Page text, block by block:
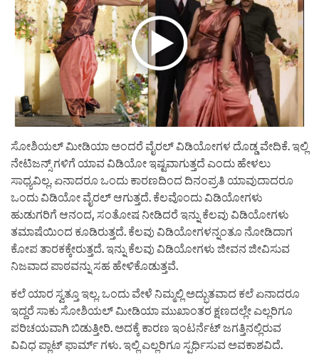
ಸೋಶಿಯಲ್ ಮೀಡಿಯಾ ಅಂದರೆ ವೈರಲ್ ವಿಡಿಯೋಗಳ ದೊಡ್ಡ ವೇದಿಕೆ. ಇಲ್ಲಿ
ನೇಟಿಜನ್ಸ್ ಗಳಿಗೆ ಯಾವ ವಿಡಿಯೋ ಇಷ್ಟವಾಗುತ್ತದೆ ಎಂದು ಹೇಳಲು
ಸಾಧ್ಯವಿಲ್ಲ. ಏನಾದರೂ ಒಂದು ಕಾರಣದಿಂದ ದಿನಂಪ್ರತಿ ಯಾವುದಾದರೂ
ಒಂದು ವಿಡಿಯೋ ವೈರಲ್ ಆಗುತ್ತದೆ. ಕೆಲವೊಂದು ವಿಡಿಯೋಗಳು
ಹುಡುಗರಿಗೆ ಆನಂದ, ಸಂತೋಷ ನೀಡಿದರೆ ಇನ್ನು ಕೆಲವು ವಿಡಿಯೋಗಳು
ತಮಾಷೆಯಿಂದ ಕೂಡಿರುತ್ತದೆ. ಕೆಲವು ವಿಡಿಯೋಗಳನ್ನಂತೂ ನೋಡಿದಾಗ
ಕೋಪ ತಾರಕಕ್ಕೇರುತ್ತದೆ. ಇನ್ನು ಕೆಲವು ವಿಡಿಯೋಗಳು ಜೀವನ ಜೀವಿಸುವ
ನಿಜವಾದ ಪಾಠವನ್ನು ಸಹ ಹೇಳಿಕೊಡುತ್ತವೆ.
ಕಲೆ ಯಾರ ಸ್ವತ್ತೂ ಇಲ್ಲ. ಒಂದು ವೇಳೆ ನಿಮ್ಮಲ್ಲಿ ಅದ್ಭುತವಾದ ಕಲೆ ಏನಾದರೂ
ಇದ್ದರೆ ಸಾಕು ಸೋಶಿಯಲ್ ಮೀಡಿಯಾ ಮುಖಾಂತರ ಕ್ಷಣದಲ್ಲೇ ಎಲ್ಲರಿಗೂ
ಪರಿಚಯವಾಗಿ ಬಿಡುತ್ತೀರಿ. ಅದಕ್ಕೆ ಕಾರಣ ಇಂಟರ್ನೆಟ್ ಜಗತ್ತಿನಲ್ಲಿರುವ
ವಿವಿಧ ಪ್ಲಾಟ್ ಫಾರ್ಮ್ ಗಳು. ಇಲ್ಲಿ ಎಲ್ಲರಿಗೂ ಸ್ಪರ್ಧಿಸುವ ಅವಕಾಶವಿದೆ.